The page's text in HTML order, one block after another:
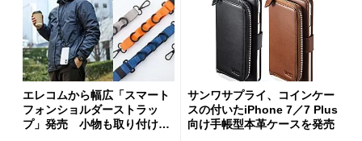
エレコムから幅広「スマート
フォンショルダーストラッ
プ」発売 小物も取り付けら
サンワサプライ、コインケー
スの付いたiPhone 7／7 Plus
向け手帳型本革ケースを発売